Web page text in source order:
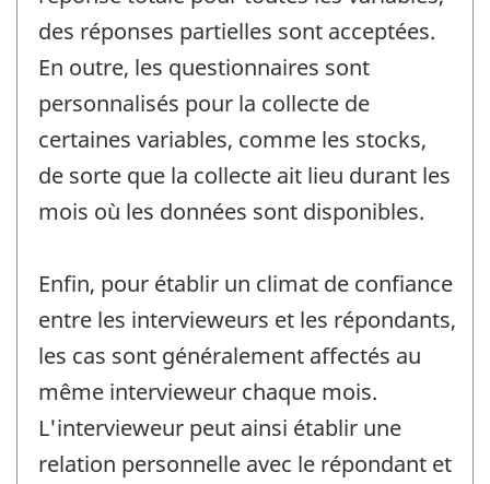
des réponses partielles sont acceptées.
En outre, les questionnaires sont
personnalisés pour la collecte de
certaines variables, comme les stocks,
de sorte que la collecte ait lieu durant les
mois où les données sont disponibles.
Enfin, pour établir un climat de confiance
entre les intervieweurs et les répondants,
les cas sont généralement affectés au
même intervieweur chaque mois.
L'intervieweur peut ainsi établir une
relation personnelle avec le répondant et